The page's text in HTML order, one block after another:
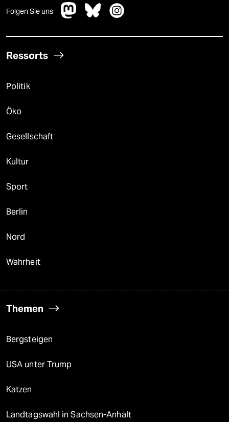
Folgen Sie uns
Ressorts
Politik
Öko
Gesellschaft
Kultur
Sport
Berlin
Nord
Wahrheit
Themen
Bergsteigen
USA unter Trump
Katzen
Landtagswahl in Sachsen-Anhalt